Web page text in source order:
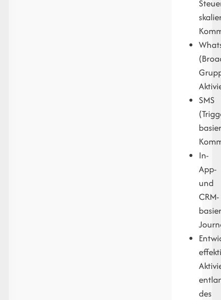
SMS
In-
App-
und
CRM-
des